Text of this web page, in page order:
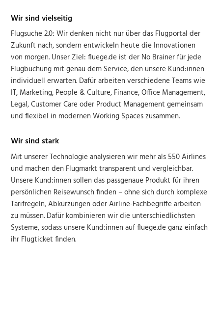
Wir sind vielseitig
Flugsuche 2.0: Wir denken nicht nur über das Flugportal der
Zukunft nach, sondern entwickeln heute die Innovationen
von morgen. Unser Ziel: fluege.de ist der No Brainer für jede
Flugbuchung mit genau dem Service, den unsere Kund:innen
individuell erwarten. Dafür arbeiten verschiedene Teams wie
IT, Marketing, People & Culture, Finance, Office Management,
Legal, Customer Care oder Product Management gemeinsam
und flexibel in modernen Working Spaces zusammen.
Wir sind stark
Mit unserer Technologie analysieren wir mehr als 550 Airlines
und machen den Flugmarkt transparent und vergleichbar.
Unsere Kund:innen sollen das passgenaue Produkt für ihren
persönlichen Reisewunsch finden – ohne sich durch komplexe
Tarifregeln, Abkürzungen oder Airline-Fachbegriffe arbeiten
zu müssen. Dafür kombinieren wir die unterschiedlichsten
Systeme, sodass unsere Kund:innen auf fluege.de ganz einfach
ihr Flugticket finden.